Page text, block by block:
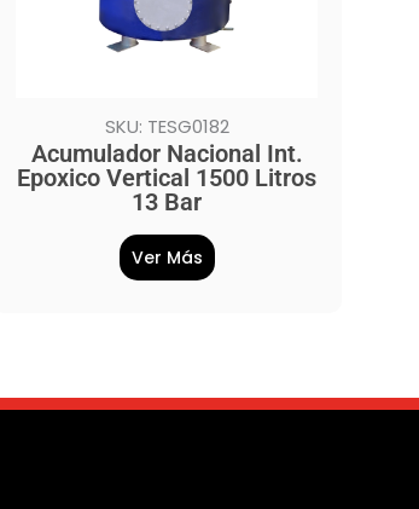
SKU: TESG0182
Acumulador Nacional Int.
Epoxico Vertical 1500 Litros
13 Bar
Ver Más